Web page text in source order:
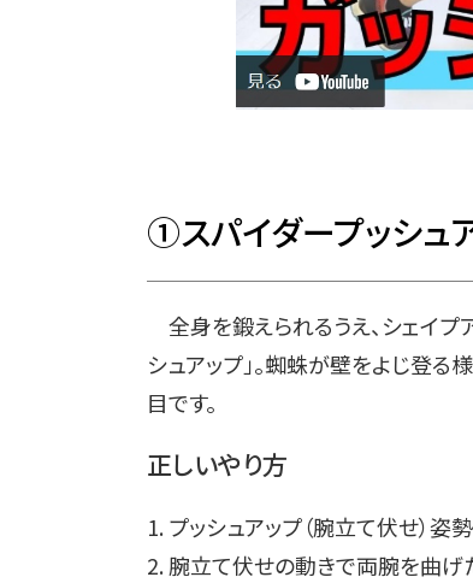
①スパイダープッシュ
全身を鍛えられるうえ、シェイプ
シュアップ」。蜘蛛が壁をよじ登
目です。
正しいやり方
1. プッシュアップ（腕立て伏せ）姿
2. 腕立て伏せの動きで両腕を曲げ